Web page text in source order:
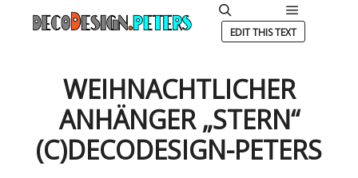
Suchen Hauptmenü
EDIT THIS TEXT
WEIHNACHTLICHER
ANHÄNGER „STERN“
(C)DECODESIGN-PETERS